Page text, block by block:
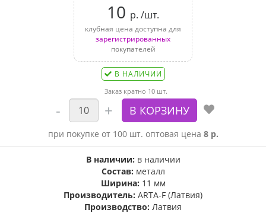
10 р. /шт.
клубная цена доступна для
зарегистрированных
покупателей
В НАЛИЧИИ
Заказ кратно 10 шт.
при покупке от 100 шт. оптовая цена 8 р.
В наличии: в наличии
Состав: металл
Ширина: 11 мм
Производитель: ARTA-F (Латвия)
Производство: Латвия